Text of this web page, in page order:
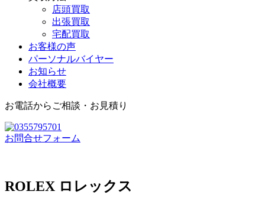
店頭買取
出張買取
宅配買取
お客様の声
パーソナルバイヤー
お知らせ
会社概要
お電話からご相談・お見積り
お問合せフォーム
ROLEX ロレックス